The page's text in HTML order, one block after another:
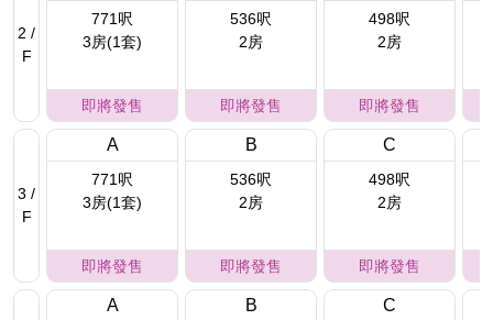
2 /
F
3 /
F
771呎
3房(1套)
即將發售
536呎
2房
即將發售
498呎
2房
即將發售
A
771呎
3房(1套)
即將發售
B
536呎
2房
即將發售
C
498呎
2房
即將發售
A B C